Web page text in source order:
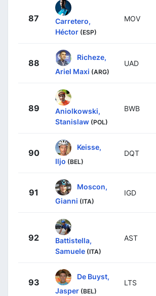
87
Carretero,
Héctor (ESP)
MOV
88
Richeze,
Ariel Maxi (ARG)
UAD
89
Aniolkowski,
Stanislaw (POL)
BWB
90
Keisse,
Iljo (BEL)
DQT
91
Moscon,
Gianni (ITA)
IGD
92
Battistella,
Samuele (ITA)
AST
93
De Buyst,
Jasper (BEL)
LTS